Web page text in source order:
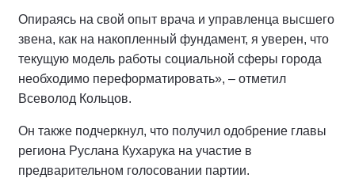
Опираясь на свой опыт врача и управленца высшего
звена, как на накопленный фундамент, я уверен, что
текущую модель работы социальной сферы города
необходимо переформатировать», – отметил
Всеволод Кольцов.
Он также подчеркнул, что получил одобрение главы
региона Руслана Кухарука на участие в
предварительном голосовании партии.